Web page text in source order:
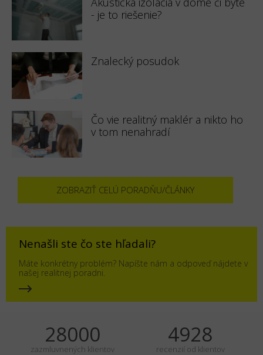
- je to riešenie?
Znalecký posudok
Čo vie realitný maklér a nikto ho
v tom nenahradí
ZOBRAZIŤ CELÚ PORADŇU/ČLÁNKY
Nenašli ste čo ste hľadali?
Máte konkrétny problém? Napíšte nám a odpoveď nájdete v
našej realitnej poradni.
35000
zazmluvnených klientov
6160
recenzií od klientov